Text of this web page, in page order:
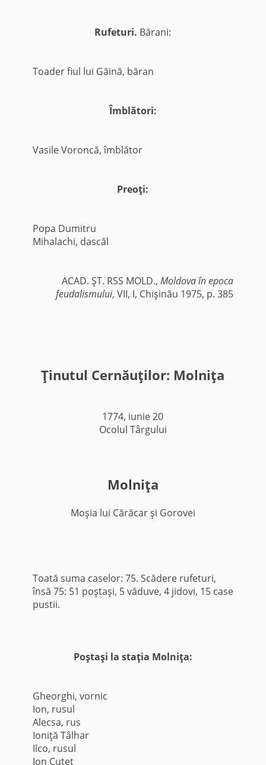
Rufeturi. Bărani:
Toader fiul lui Găină, băran
Îmblători:
Vasile Voroncă, îmblător
Preoţi:
Popa Dumitru
Mihalachi, dascăl
ACAD. ŞT. RSS MOLD.,Moldova în epoca
feudalismului, VII, I, Chişinău 1975, p. 385
Ţinutul Cernăuţilor: Molniţa
1774, iunie 20
Ocolul Târgului
Molniţa
Moşia lui Cărăcar şi Gorovei
Toată suma caselor: 75. Scădere rufeturi,
însă 75: 51 poştaşi, 5 văduve, 4 jidovi, 15 case
pustii.
Poştaşi la staţia Molniţa:
Gheorghi, vornic
Ion, rusul
Alecsa, rus
Ioniţă Tâlhar
Ilco, rusul
Ion Cuteţ